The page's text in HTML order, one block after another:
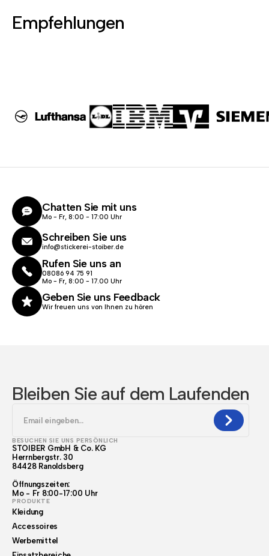
Empfehlungen
Chatten Sie mit uns
Mo - Fr, 8:00 - 17:00 Uhr
Schreiben Sie uns
info@stickerei-stoiber.de
Rufen Sie uns an
08086 94 75 91
Mo - Fr, 8:00 - 17.00 Uhr
Geben Sie uns Feedback
Wir freuen uns von Ihnen zu hören
Bleiben Sie auf dem Laufenden
BESUCHEN SIE UNS PERSÖNLICH
STOIBER GmbH & Co. KG
Herrnbergstr. 30
84428 Ranoldsberg
Öffnungszeiten:
Mo - Fr 8:00-17:00 Uhr
PRODUKTE
Kleidung
Accessoires
Werbemittel